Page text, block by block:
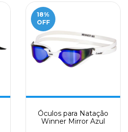
18%
OFF
Óculos para Natação
Winner Mirror Azul